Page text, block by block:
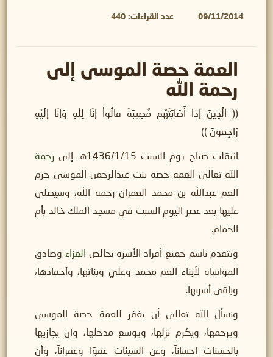
09/11/2014 عدد القراءات: 440
العمة حصة الموسى إلى
رحمة الله
(( الَّذِينَ إِذا أَصَابَتْهُم مُّصِيبَةٌ قَالُواْ إِنَّا لِلّهِ وَإِنَّا إِلَيْهِ
رَاجِعونَ ))
انتقلت صباح يوم السبت 1436/1/15هـ إلى
رحمة
الله تعالى العمة حصة بنت عبدالرحمن الموسى حرم
العم عبدالله بن محمد العمران رحمه الله، وسيصلى
عليها بعد عصر اليوم السبت في مسجد الملك خالد بأم
الحمام.
ونتقدم باسم جميع أفراد الأسرة بخالص العزاء وصادق
المواساة لأبناء العم محمد وعلي وبناتها، وأحفادها،
وباقي أسرتها.
ونسأل الله تعالى أن يغفر للعمة حصة الموسى
ويرحمها، ويكرم نزلها، ويوسع مدخلها، وأن يجازيها
بالحسنات إحساناً، وعن السيئات عفوًا وغفراناً، وأن